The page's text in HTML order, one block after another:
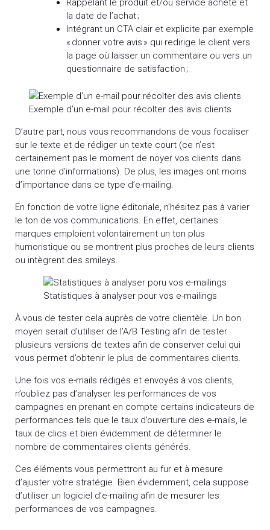
Rappelant le produit et/ou service acheté et
la date de l’achat ;
Intégrant un CTA clair et explicite par exemple
« donner votre avis » qui redirige le client vers
la page où laisser un commentaire ou vers un
questionnaire de satisfaction ;
Exemple d’un e-mail pour récolter des avis clients
D’autre part, nous vous recommandons de vous focaliser
sur le texte et de rédiger un texte court (ce n’est
certainement pas le moment de noyer vos clients dans
une tonne d’informations). De plus, les images ont moins
d’importance dans ce type d’e-mailing.
En fonction de votre ligne éditoriale, n’hésitez pas à varier
le ton de vos communications. En effet, certaines
marques emploient volontairement un ton plus
humoristique ou se montrent plus proches de leurs clients
ou intègrent des smileys.
Statistiques à analyser pour vos e-mailings
À vous de tester cela auprès de votre clientèle. Un bon
moyen serait d’utiliser de l’A/B Testing afin de tester
plusieurs versions de textes afin de conserver celui qui
vous permet d’obtenir le plus de commentaires clients.
Une fois vos e-mails rédigés et envoyés à vos clients,
n’oubliez pas d’analyser les performances de vos
campagnes en prenant en compte certains indicateurs de
performances tels que le taux d’ouverture des e-mails, le
taux de clics et bien évidemment de déterminer le
nombre de commentaires clients générés.
Ces éléments vous permettront au fur et à mesure
d’ajuster votre stratégie. Bien évidemment, cela suppose
d’utiliser un logiciel d’e-mailing afin de mesurer les
performances de vos campagnes.